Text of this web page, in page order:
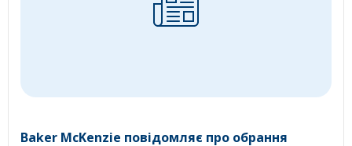
Baker McKenzie повідомляє про обрання